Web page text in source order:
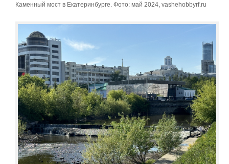
Каменный мост в Екатеринбурге. Фото: май 2024, vashehobbyrf.ru